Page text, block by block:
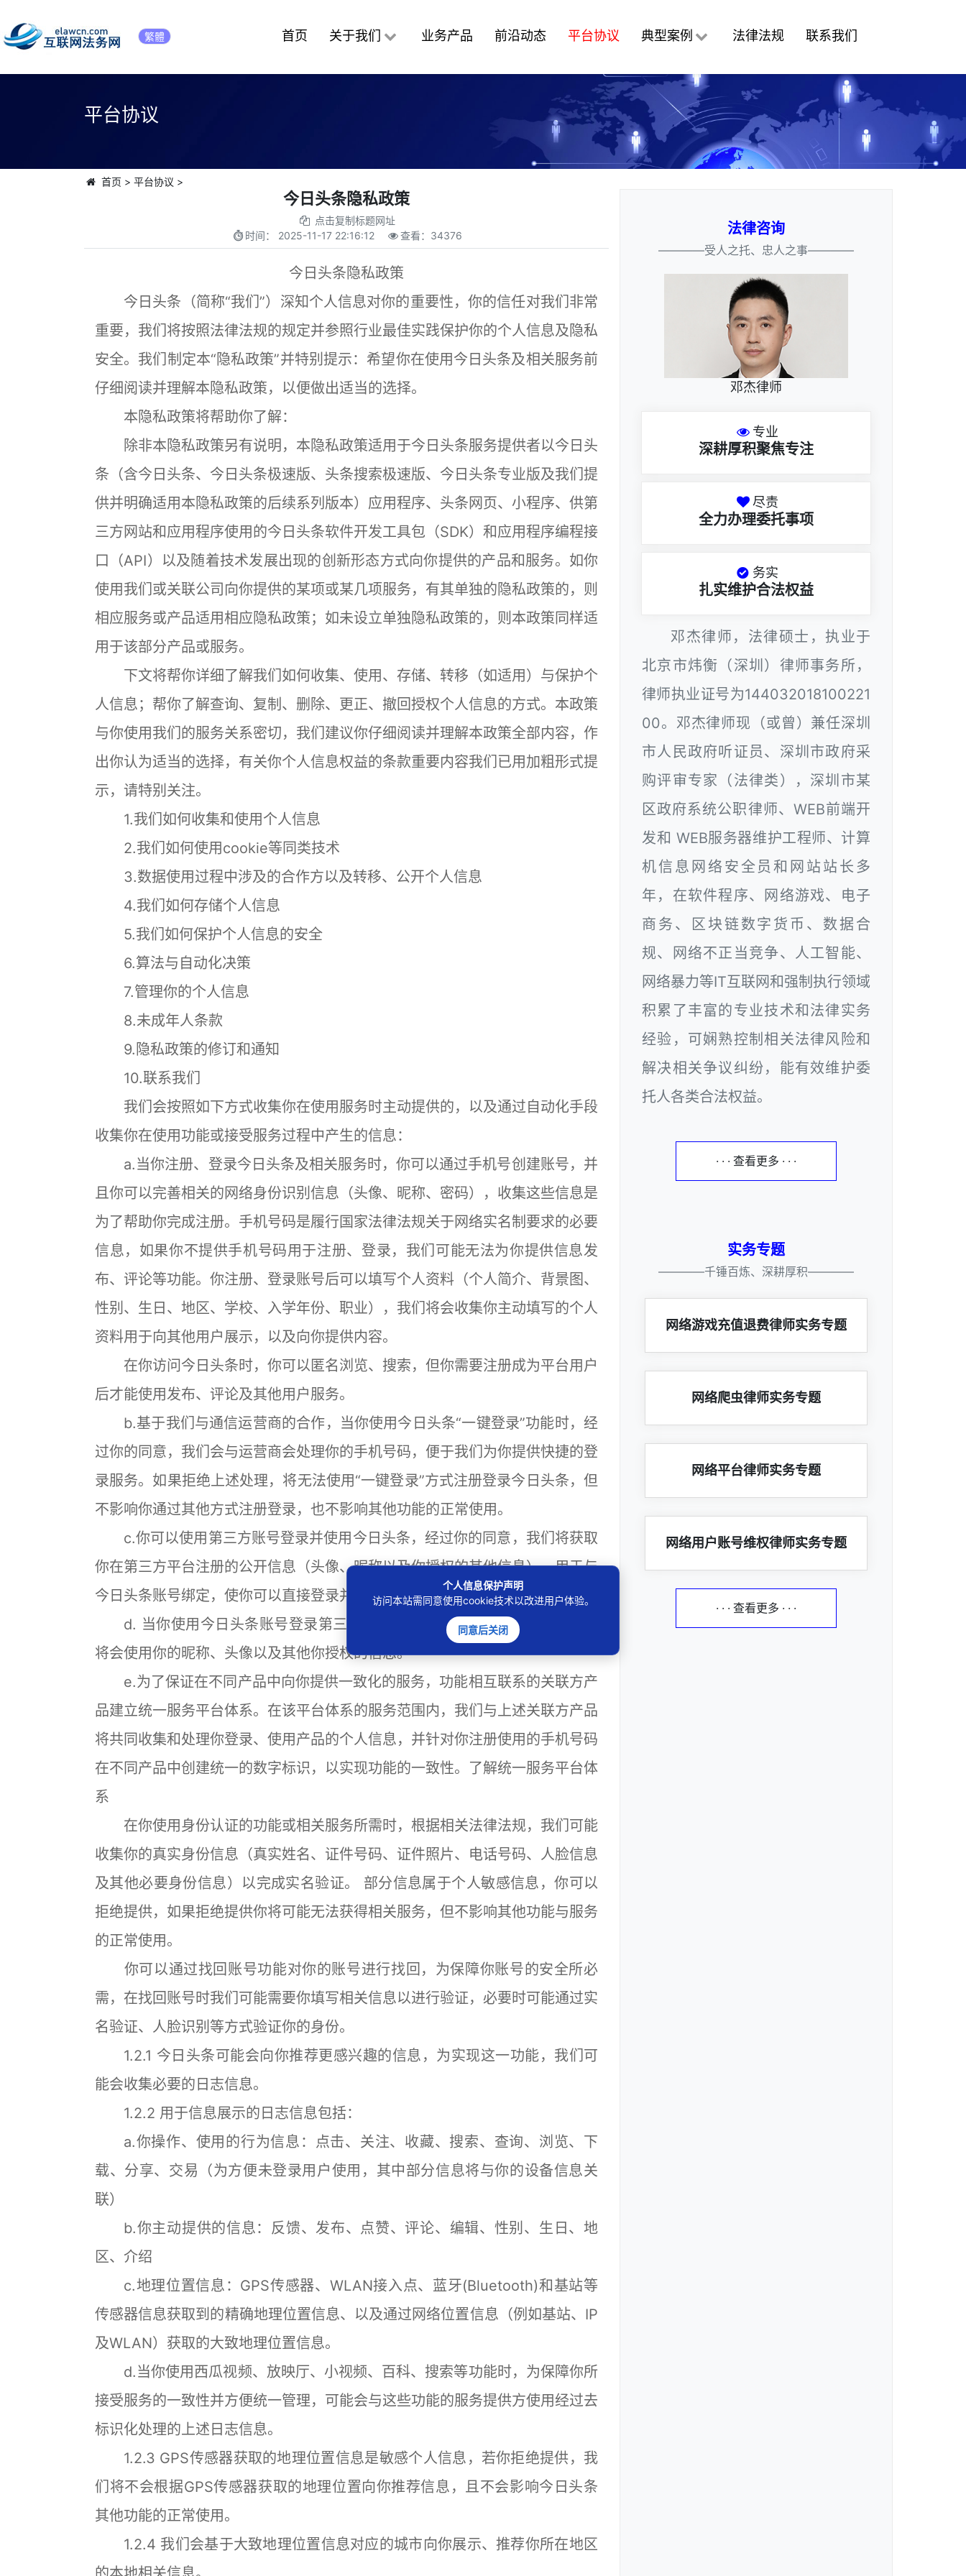
繁體 首页 关于我们 业务产品 前沿动态 平台协议 典型案例 法律法规 联系我们
平台协议
首页 > 平台协议 >
今日头条隐私政策
点击复制标题网址
时间： 2025-11-17 22:16:12 查看： 34376
今日头条隐私政策
今日头条（简称“我们”）深知个人信息对你的重要性，你的信任对我们非常
重要，我们将按照法律法规的规定并参照行业最佳实践保护你的个人信息及隐私
安全。我们制定本“隐私政策”并特别提示：希望你在使用今日头条及相关服务前
仔细阅读并理解本隐私政策，以便做出适当的选择。
本隐私政策将帮助你了解：
除非本隐私政策另有说明，本隐私政策适用于今日头条服务提供者以今日头
条（含今日头条、今日头条极速版、头条搜索极速版、今日头条专业版及我们提
供并明确适用本隐私政策的后续系列版本）应用程序、头条网页、小程序、供第
三方网站和应用程序使用的今日头条软件开发工具包（SDK）和应用程序编程接
口（API）以及随着技术发展出现的创新形态方式向你提供的产品和服务。如你
使用我们或关联公司向你提供的某项或某几项服务，有其单独的隐私政策的，则
相应服务或产品适用相应隐私政策；如未设立单独隐私政策的，则本政策同样适
用于该部分产品或服务。
下文将帮你详细了解我们如何收集、使用、存储、转移（如适用）与保护个
人信息；帮你了解查询、复制、删除、更正、撤回授权个人信息的方式。本政策
与你使用我们的服务关系密切，我们建议你仔细阅读并理解本政策全部内容，作
出你认为适当的选择，有关你个人信息权益的条款重要内容我们已用加粗形式提
示，请特别关注。
1.我们如何收集和使用个人信息
2.我们如何使用cookie等同类技术
3.数据使用过程中涉及的合作方以及转移、公开个人信息
4.我们如何存储个人信息
5.我们如何保护个人信息的安全
6.算法与自动化决策
7.管理你的个人信息
8.未成年人条款
9.隐私政策的修订和通知
10.联系我们
我们会按照如下方式收集你在使用服务时主动提供的，以及通过自动化手段
收集你在使用功能或接受服务过程中产生的信息：
a.当你注册、登录今日头条及相关服务时，你可以通过手机号创建账号，并
且你可以完善相关的网络身份识别信息（头像、昵称、密码），收集这些信息是
为了帮助你完成注册。手机号码是履行国家法律法规关于网络实名制要求的必要
信息，如果你不提供手机号码用于注册、登录，我们可能无法为你提供信息发
布、评论等功能。你注册、登录账号后可以填写个人资料（个人简介、背景图、
性别、生日、地区、学校、入学年份、职业），我们将会收集你主动填写的个人
资料用于向其他用户展示，以及向你提供内容。
在你访问今日头条时，你可以匿名浏览、搜索，但你需要注册成为平台用户
后才能使用发布、评论及其他用户服务。
b.基于我们与通信运营商的合作，当你使用今日头条“一键登录”功能时，经
过你的同意，我们会与运营商会处理你的手机号码，便于我们为你提供快捷的登
录服务。如果拒绝上述处理，将无法使用“一键登录”方式注册登录今日头条，但
不影响你通过其他方式注册登录，也不影响其他功能的正常使用。
c.你可以使用第三方账号登录并使用今日头条，经过你的同意，我们将获取
你在第三方平台注册的公开信息（头像、昵称以及你授权的其他信息），用于与
今日头条账号绑定，使你可以直接登录并使用本产品和相关服务。
d. 当你使用今日头条账号登录第三方应用时，经过你的同意，第三方应用
将会使用你的昵称、头像以及其他你授权的信息。
e.为了保证在不同产品中向你提供一致化的服务，功能相互联系的关联方产
品建立统一服务平台体系。在该平台体系的服务范围内，我们与上述关联方产品
将共同收集和处理你登录、使用产品的个人信息，并针对你注册使用的手机号码
在不同产品中创建统一的数字标识，以实现功能的一致性。了解统一服务平台体
系
在你使用身份认证的功能或相关服务所需时，根据相关法律法规，我们可能
收集你的真实身份信息（真实姓名、证件号码、证件照片、电话号码、人脸信息
及其他必要身份信息）以完成实名验证。 部分信息属于个人敏感信息，你可以
拒绝提供，如果拒绝提供你将可能无法获得相关服务，但不影响其他功能与服务
的正常使用。
你可以通过找回账号功能对你的账号进行找回，为保障你账号的安全所必
需，在找回账号时我们可能需要你填写相关信息以进行验证，必要时可能通过实
名验证、人脸识别等方式验证你的身份。
1.2.1 今日头条可能会向你推荐更感兴趣的信息，为实现这一功能，我们可
能会收集必要的日志信息。
1.2.2 用于信息展示的日志信息包括：
a.你操作、使用的行为信息：点击、关注、收藏、搜索、查询、浏览、下
载、分享、交易（为方便未登录用户使用，其中部分信息将与你的设备信息关
联）
b.你主动提供的信息：反馈、发布、点赞、评论、编辑、性别、生日、地
区、介绍
c.地理位置信息：GPS传感器、WLAN接入点、蓝牙(Bluetooth)和基站等
传感器信息获取到的精确地理位置信息、以及通过网络位置信息（例如基站、IP
及WLAN）获取的大致地理位置信息。
d.当你使用西瓜视频、放映厅、小视频、百科、搜索等功能时，为保障你所
接受服务的一致性并方便统一管理，可能会与这些功能的服务提供方使用经过去
标识化处理的上述日志信息。
1.2.3 GPS传感器获取的地理位置信息是敏感个人信息，若你拒绝提供，我
们将不会根据GPS传感器获取的地理位置向你推荐信息，且不会影响今日头条
其他功能的正常使用。
1.2.4 我们会基于大致地理位置信息对应的城市向你展示、推荐你所在地区
法律咨询
————受人之托、忠人之事————
邓杰律师
专业
深耕厚积聚焦专注
尽责
全力办理委托事项
务实
扎实维护合法权益
邓杰律师，法律硕士，执业于
北京市炜衡（深圳）律师事务所，
律师执业证号为144032018100221
00。邓杰律师现（或曾）兼任深圳
市人民政府听证员、深圳市政府采
购评审专家（法律类），深圳市某
区政府系统公职律师、WEB前端开
发和 WEB服务器维护工程师、计算
机信息网络安全员和网站站长多
年，在软件程序、网络游戏、电子
商务、区块链数字货币、数据合
规、网络不正当竞争、人工智能、
网络暴力等IT互联网和强制执行领域
积累了丰富的专业技术和法律实务
经验，可娴熟控制相关法律风险和
解决相关争议纠纷，能有效维护委
托人各类合法权益。
· · · 查看更多 · · ·
实务专题
————千锤百炼、深耕厚积————
网络游戏充值退费律师实务专题
网络爬虫律师实务专题
网络平台律师实务专题
网络用户账号维权律师实务专题
· · · 查看更多 · · ·
个人信息保护声明
访问本站需同意使用cookie技术以改进用户体验。
同意后关闭